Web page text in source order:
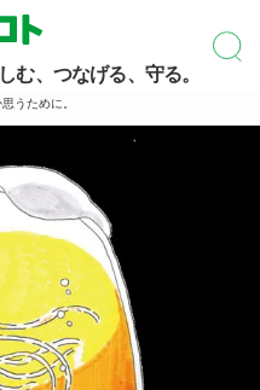
む、つなげる、守る。
うために。